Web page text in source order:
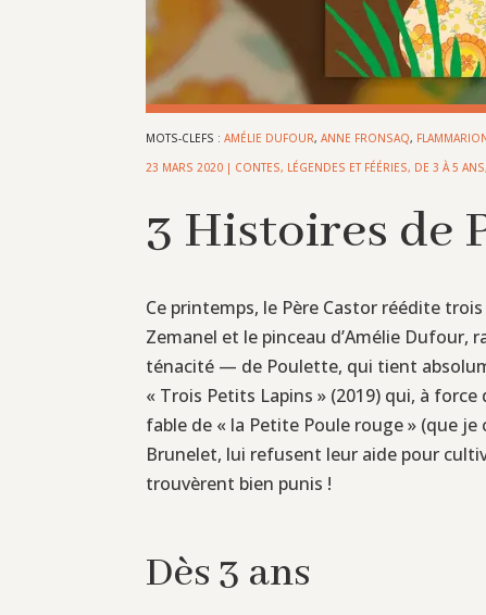
MOTS-CLEFS :AMÉLIE DUFOUR,ANNE FRONSAQ,
23 MARS 2020 | CONTES, LÉGENDES ET FÉÉRIES, DE 3 À 5 ANS,
3 Histoires de
Ce printemps, le Père Castor réédite
Zemanel et le pinceau d’Amélie Dufour,
ténacité — de Poulette, qui tient
« Trois Petits Lapins » (2019) qui, à
fable de « la Petite Poule rouge » (que
Brunelet, lui refusent leur aide pour
trouvèrent bien punis !
Dès 3 ans